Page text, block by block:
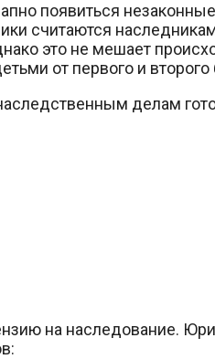
появиться
считаются
это не мешает
от первого и второго
делам
на наследование.